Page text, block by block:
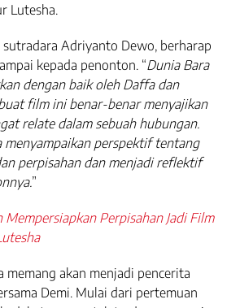
Lutesha.
sutradara Adriyanto Dewo, berharap
kepada penonton. “Dunia Bara
dengan baik oleh Daffa dan
film ini benar-benar menyajikan
relate dalam sebuah hubungan.
menyampaikan perspektif tentang
perpisahan dan menjadi reflektif
”
Mempersiapkan Perpisahan Jadi Film
memang akan menjadi pencerita
Demi. Mulai dari pertemuan